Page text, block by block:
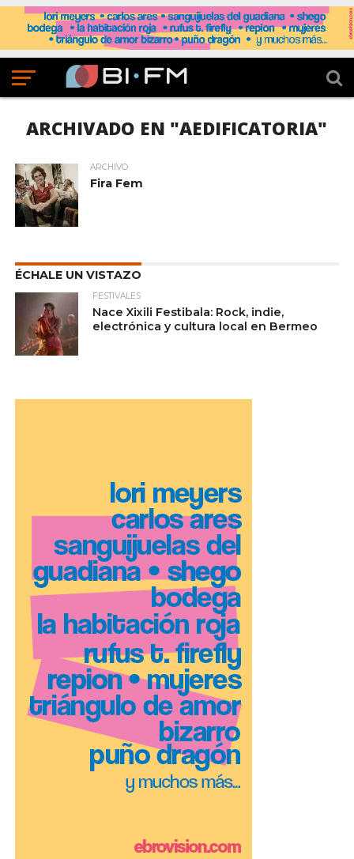
ARCHIVADO EN "AEDIFICATORIA"
ARCHIVO
Fira Fem
ÉCHALE UN VISTAZO
FESTIVALES
Nace Xixili Festibala: Rock, indie,
electrónica y cultura local en Bermeo